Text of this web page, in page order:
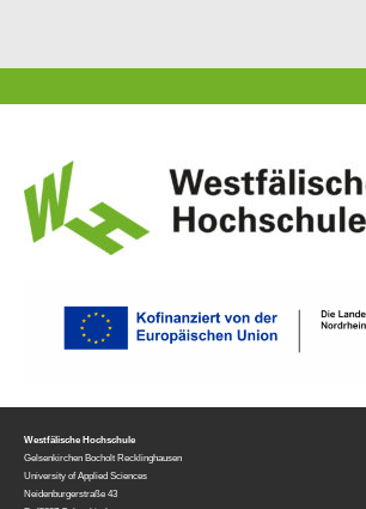
Westfälische Hochschule
Gelsenkirchen Bocholt Recklinghausen
University of Applied Sciences
Neidenburgerstraße 43